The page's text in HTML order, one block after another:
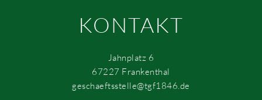
KONTAKT
Jahnplatz 6
67227 Frankenthal
geschaeftsstelle@tgf1846.de